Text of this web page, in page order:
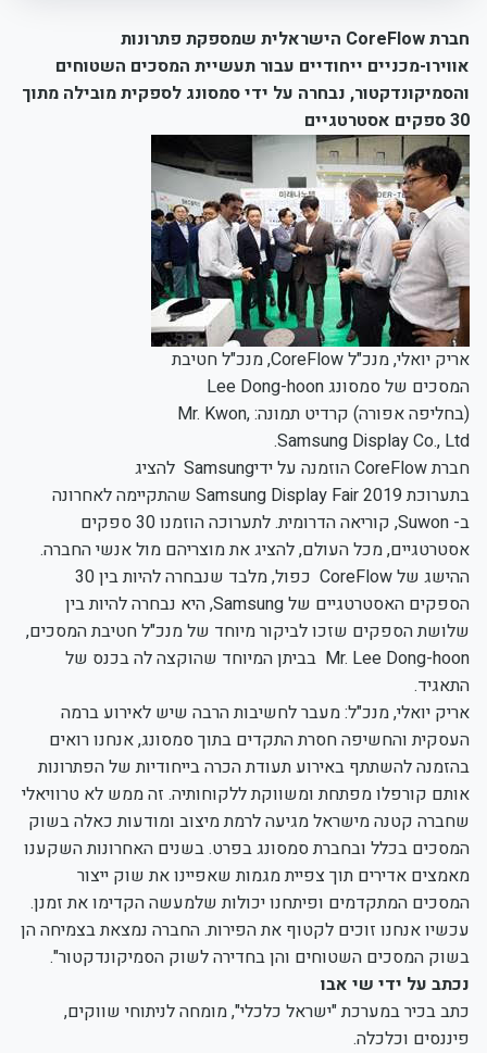
חברתCoreFlow הישראלית שמספקת פתרונות
אווירו-מכניים ייחודיים עבור תעשיית המסכים השטוחים
והסמיקונדקטור, נבחרה על ידי סמסונג לספקית מובילה מתוך
30 ספקים אסטרטגיים
אריק יואלי, מנכ"ל CoreFlow, מנכ"ל חטיבת
המסכים של סמסונג Lee Dong-hoon
(בחליפה אפורה) קרדיט תמונה: Mr. Kwon,
Samsung Display Co., Ltd.
חברת CoreFlow הוזמנה על ידיSamsung להציג
בתערוכת Samsung Display Fair 2019 שהתקיימה לאחרונה
ב- Suwon, קוריאה הדרומית. לתערוכה הוזמנו 30 ספקים
אסטרטגיים, מכל העולם, להציג את מוצריהם מול אנשי החברה.
ההישג של CoreFlow כפול, מלבד שנבחרה להיות בין 30
הספקים האסטרטגיים של Samsung, היא נבחרה להיות בין
שלושת הספקים שזכו לביקור מיוחד של מנכ"ל חטיבת המסכים,
Mr. Lee Dong-hoon בביתן המיוחד שהוקצה לה בכנס של
התאגיד.
אריק יואלי, מנכ"ל: מעבר לחשיבות הרבה שיש לאירוע ברמה
העסקית והחשיפה חסרת התקדים בתוך סמסונג, אנחנו רואים
בהזמנה להשתתף באירוע תעודת הכרה בייחודיות של הפתרונות
אותם קורפלו מפתחת ומשווקת ללקוחותיה. זה ממש לא טרוויאלי
שחברה קטנה מישראל מגיעה לרמת מיצוב ומודעות כאלה בשוק
המסכים בכלל ובחברת סמסונג בפרט. בשנים האחרונות השקענו
מאמצים אדירים תוך צפיית מגמות שאפיינו את שוק ייצור
המסכים המתקדמים ופיתחנו יכולות שלמעשה הקדימו את זמנן.
עכשיו אנחנו זוכים לקטוף את הפירות. החברה נמצאת בצמיחה הן
בשוק המסכים השטוחים והן בחדירה לשוק הסמיקונדקטור".
נכתב על ידי שי אבו
כתב בכיר במערכת "ישראל כלכלי", מומחה לניתוחי שווקים,
פיננסים וכלכלה.